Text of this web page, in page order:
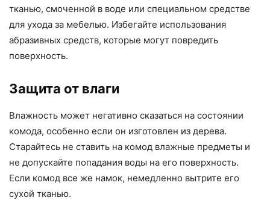
тканью, смоченной в воде или специальном средстве
для ухода за мебелью. Избегайте использования
абразивных средств, которые могут повредить
поверхность.
Защита от влаги
Влажность может негативно сказаться на состоянии
комода, особенно если он изготовлен из дерева.
Старайтесь не ставить на комод влажные предметы и
не допускайте попадания воды на его поверхность.
Если комод все же намок, немедленно вытрите его
сухой тканью.